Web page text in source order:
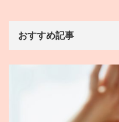
おすすめ記事